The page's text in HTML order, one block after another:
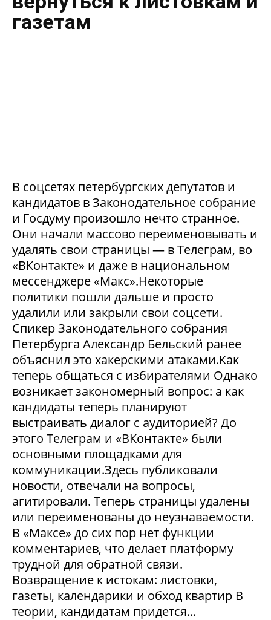
газетам
В соцсетях петербургских депутатов и
кандидатов в Законодательное собрание
и Госдуму произошло нечто странное.
Они начали массово переименовывать и
удалять свои страницы — в Телеграм, во
«ВКонтакте» и даже в национальном
мессенджере «Макс».Некоторые
политики пошли дальше и просто
удалили или закрыли свои соцсети.
Спикер Законодательного собрания
Петербурга Александр Бельский ранее
объяснил это хакерскими атаками.Как
теперь общаться с избирателями Однако
возникает закономерный вопрос: а как
кандидаты теперь планируют
выстраивать диалог с аудиторией? До
этого Телеграм и «ВКонтакте» были
основными площадками для
коммуникации.Здесь публиковали
новости, отвечали на вопросы,
агитировали. Теперь страницы удалены
или переименованы до неузнаваемости.
В «Максе» до сих пор нет функции
комментариев, что делает платформу
трудной для обратной связи.
Возвращение к истокам: листовки,
газеты, календарики и обход квартир В
теории, кандидатам придется...